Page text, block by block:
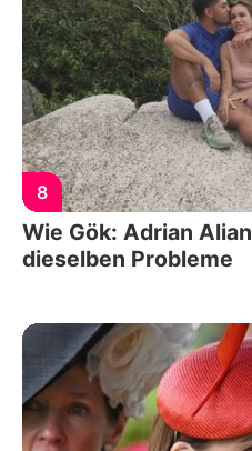
8
Wie Gök: Adrian
dieselben Probleme